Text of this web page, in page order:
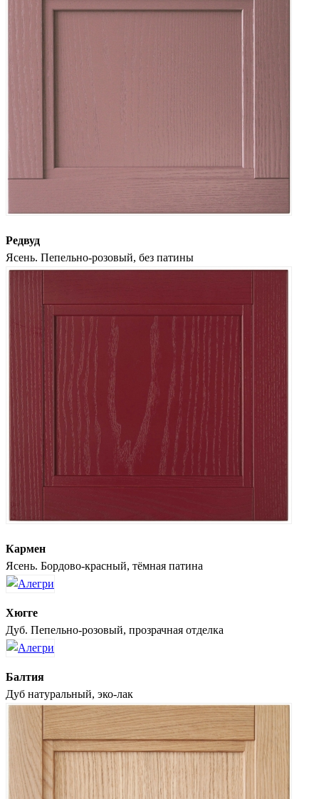
Редвуд
Ясень. Пепельно-розовый, без патины
Кармен
Ясень. Бордово-красный, тёмная патина
Хюгге
Дуб. Пепельно-розовый, прозрачная отделка
Балтия
Дуб натуральный, эко-лак